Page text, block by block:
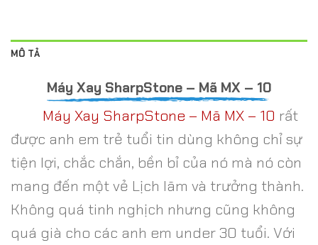
MÔ TẢ
Máy Xay SharpStone – Mã MX – 10
Máy Xay SharpStone – Mã MX – 10 rất
được anh em trẻ tuổi tin dùng không chỉ sự
tiện lợi, chắc chắn, bền bỉ của nó mà nó còn
mang đến một vẻ Lịch lãm và trưởng thành.
Không quá tinh nghịch nhưng cũng không
quá già cho các anh em under 30 tuổi. Với